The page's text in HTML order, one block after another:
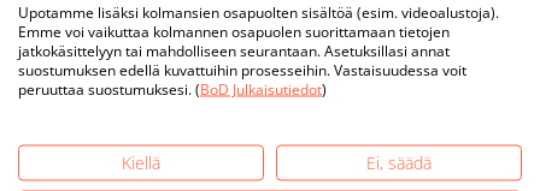
Upotamme lisäksi kolmansien osapuolten sisältöä (esim. videoalustoja).
Emme voi vaikuttaa kolmannen osapuolen suorittamaan tietojen
jatkokäsittelyyn tai mahdolliseen seurantaan. Asetuksillasi annat
suostumuksen edellä kuvattuihin prosesseihin. Vastaisuudessa voit
peruuttaa suostumuksesi. (BoD Julkaisutiedot)
Kiellä
Ei, säädä